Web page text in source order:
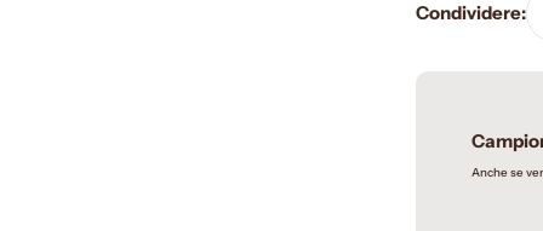
Condividere:
Anche se